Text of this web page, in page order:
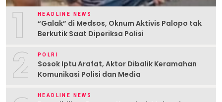
1 HEADLINE NEWS
“Galak” di Medsos, Oknum Aktivis Palopo tak
Berkutik Saat Diperiksa Polisi
2 POLRI
Sosok Iptu Arafat, Aktor Dibalik Keramahan
Komunikasi Polisi dan Media
HEADLINE NEWS